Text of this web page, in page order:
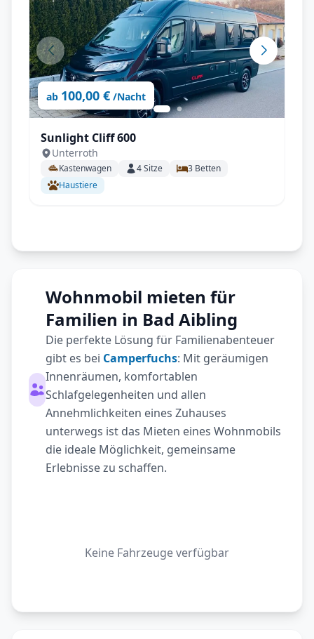
ab 100,00 € /Nacht
Sunlight Cliff 600
Unterroth
Kastenwagen 4Sitze 3 Betten
Haustiere
Wohnmobil mieten für
Familien in Bad Aibling
Die perfekte Lösung für Familienabenteuer
gibt es bei Camperfuchs: Mit geräumigen
Innenräumen, komfortablen
Schlafgelegenheiten und allen
Annehmlichkeiten eines Zuhauses
unterwegs ist das Mieten eines Wohnmobils
die ideale Möglichkeit, gemeinsame
Erlebnisse zu schaffen.
Keine Fahrzeuge verfügbar